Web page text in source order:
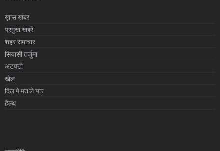
ख़ास खबर
प्रमुख खबरें
शहर समाचार
सियासी तर्जुमा
अटपटी
खेल
दिल पे मत ले यार
हैल्थ